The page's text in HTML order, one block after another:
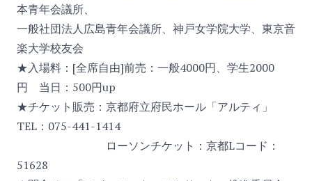
本青年会議所、
一般社団法人広島青年会議所、神戸女学院大学、東京音
楽大学校友会
★入場料：[全席自由]前売：一般4000円、学生2000
円 当日：500円up
★チケット販売：京都府立府民ホール「アルティ」
TEL：075-441-1414
ローソンチケット：京都Lコード：
51628